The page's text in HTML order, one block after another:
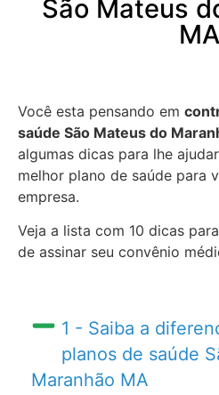
São Mateus
MA
Você esta pensando em
saúde São Mateus do
algumas dicas para lhe
melhor plano de saúde para
empresa.
Veja a lista com 10 dicas
de assinar seu convênio
1 - Saiba a
planos de saúde
Maranhão MA